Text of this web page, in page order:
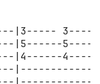
|3-----
|5------
|4------